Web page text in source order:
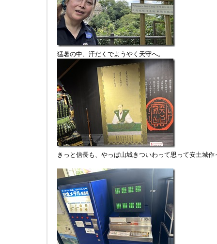
猛暑の中、汗だくでようやく天守へ。
きっと信長も、やっぱ山城きついわって思って安土城作